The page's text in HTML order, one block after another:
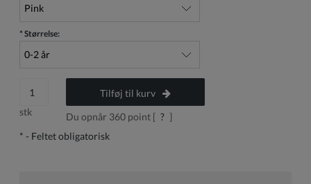
* Størrelse:
stk
Tilføj til kurv
Du opnår 360point [ ? ]
* - Feltet obligatorisk